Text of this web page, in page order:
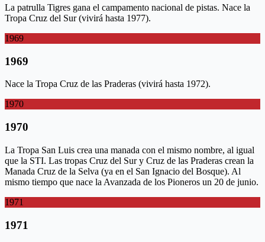
La patrulla Tigres gana el campamento nacional de pistas. Nace la
Tropa Cruz del Sur (vivirá hasta 1977).
1969
1969
Nace la Tropa Cruz de las Praderas (vivirá hasta 1972).
1970
1970
La Tropa San Luis crea una manada con el mismo nombre, al igual
que la STI. Las tropas Cruz del Sur y Cruz de las Praderas crean la
Manada Cruz de la Selva (ya en el San Ignacio del Bosque). Al
mismo tiempo que nace la Avanzada de los Pioneros un 20 de junio.
1971
1971